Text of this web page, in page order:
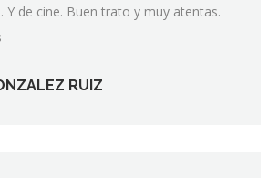
RUIZ
Y de cine. Buen trato y muy atentas.